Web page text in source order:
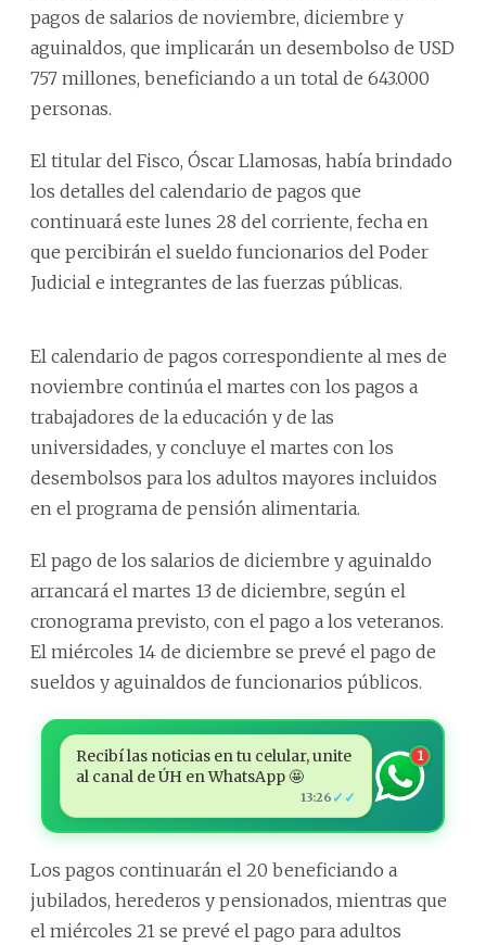
pagos de salarios de noviembre, diciembre y
aguinaldos, que implicarán un desembolso de USD
757 millones, beneficiando a un total de 643.000
personas.
El titular del Fisco, Óscar Llamosas, había brindado
los detalles del calendario de pagos que
continuará este lunes 28 del corriente, fecha en
que percibirán el sueldo funcionarios del Poder
Judicial e integrantes de las fuerzas públicas.
El calendario de pagos correspondiente al mes de
noviembre continúa el martes con los pagos a
trabajadores de la educación y de las
universidades, y concluye el martes con los
desembolsos para los adultos mayores incluidos
en el programa de pensión alimentaria.
El pago de los salarios de diciembre y aguinaldo
arrancará el martes 13 de diciembre, según el
cronograma previsto, con el pago a los veteranos.
El miércoles 14 de diciembre se prevé el pago de
sueldos y aguinaldos de funcionarios públicos.
Recibí las noticias en tu celular, unite
al canal de ÚH en WhatsApp 🤩
13:26 ✓✓
1
Los pagos continuarán el 20 beneficiando a
jubilados, herederos y pensionados, mientras que
el miércoles 21 se prevé el pago para adultos